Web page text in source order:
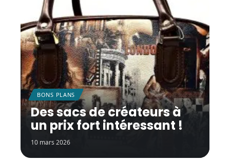
BONS PLANS
Des sacs de créateurs à
un prix fort intéressant !
10 mars 2026